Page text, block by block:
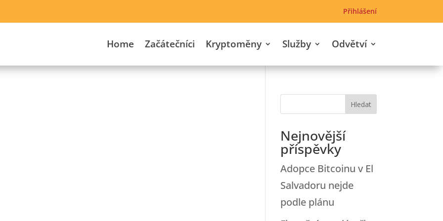
Přihlášení
Home Začátečníci Kryptoměny Služby Odvětví
Nejnovější
příspěvky
Adopce Bitcoinu v El
Salvadoru nejde
podle plánu